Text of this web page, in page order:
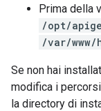
Prima della
/opt/
/var/www/
Se non hai
modifica i
la directory di